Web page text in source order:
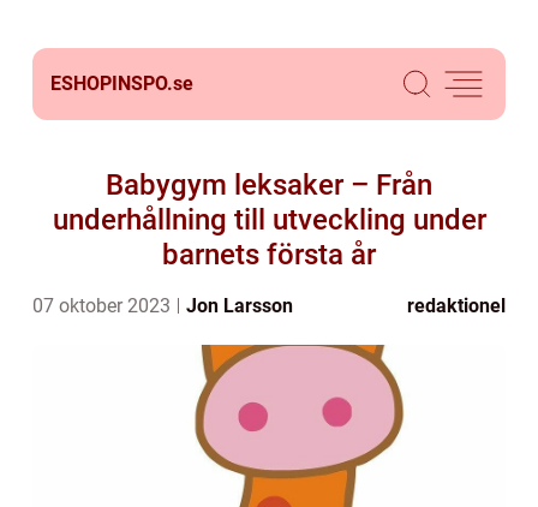
ESHOPINSPO.se
Babygym leksaker – Från
underhållning till utveckling under
barnets första år
07 oktober 2023 Jon Larsson redaktionel